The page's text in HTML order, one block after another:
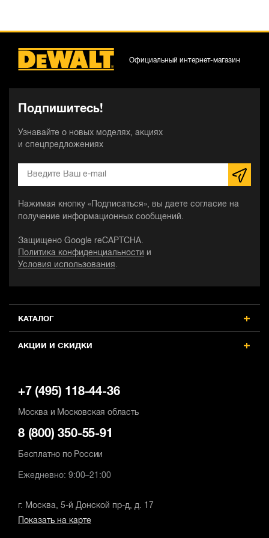
КАТАЛОГ
АКЦИИ И СКИДКИ
Подпишитесь!
Узнавайте о новых моделях, акциях
и спецпредложениях
Нажимая кнопку «Подписаться», вы даете согласие на
получение информационных сообщений.
Защищено Google reCAPTCHA.
Политика конфиденциальности и
Условия использования.
Официальный интернет-магазин
+7 (495) 118-44-36
Москва и Московская область
8 (800) 350-55-91
Бесплатно по России
Ежедневно: 9:00–21:00
г. Москва, 5-й Донской пр-д, д. 17
Показать на карте